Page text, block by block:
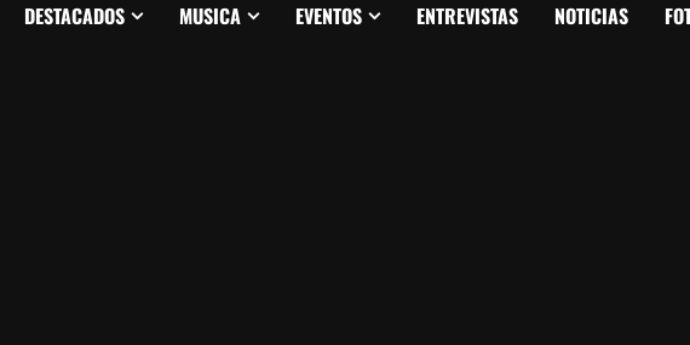
DESTACADOS MUSICA EVENTOS ENTREVISTAS NOTICIAS